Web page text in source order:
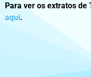
Para ver os extratos de
aqui.